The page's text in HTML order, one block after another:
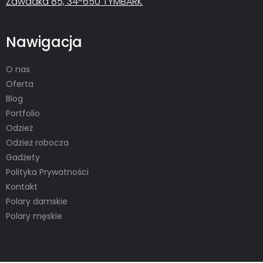
Nawigacja
O nas
Oferta
Blog
Portfolio
Odzież
Odzież robocza
Gadżety
Polityka Prywatności
Kontakt
Polary damskie
Polary męskie